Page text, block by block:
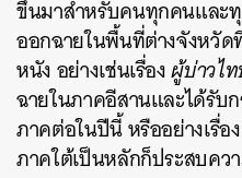
ขึ้นมาสำหรับคนทุกคนและ
ออกฉายในพื้นที่ต่างจังหวั
หนัง อย่างเช่นเรื่องผู้บ่าวไ
ฉายในภาคอีสานและได้รับ
ภาคต่อในปีนี้ หรืออย่างเรื่อง
ภาคใต้เป็นหลักก็ประสบคว